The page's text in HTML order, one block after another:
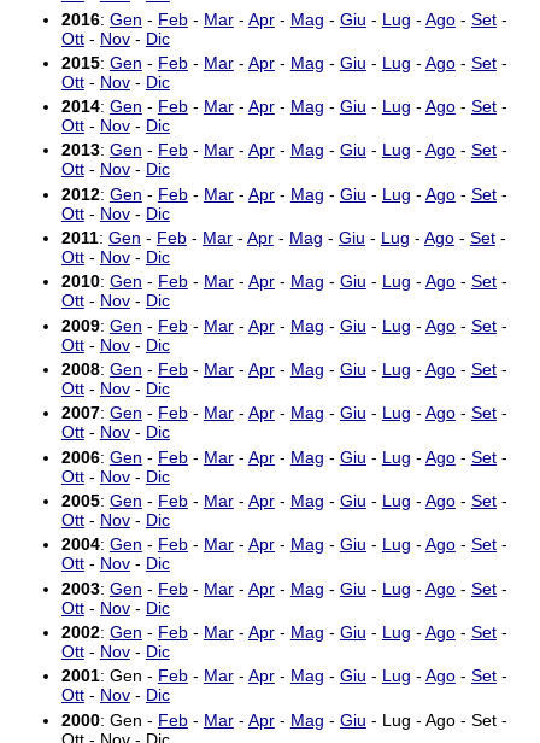
2016: Gen - Feb- Mar- Apr- Mag - Giu - Lug - Ago- Set-
Ott- Nov- Dic
2015: Gen - Feb- Mar- Apr- Mag - Giu - Lug - Ago- Set-
Ott- Nov- Dic
2014: Gen - Feb- Mar- Apr- Mag - Giu - Lug - Ago- Set-
Ott- Nov- Dic
2013: Gen - Feb- Mar- Apr- Mag - Giu - Lug - Ago- Set-
Ott- Nov- Dic
2012: Gen - Feb- Mar- Apr- Mag - Giu - Lug - Ago- Set-
Ott- Nov- Dic
2011: Gen - Feb- Mar- Apr- Mag - Giu - Lug - Ago- Set-
Ott- Nov- Dic
2010: Gen - Feb- Mar- Apr- Mag - Giu - Lug - Ago- Set-
Ott- Nov- Dic
2009: Gen - Feb- Mar- Apr- Mag - Giu - Lug - Ago- Set-
Ott- Nov- Dic
2008: Gen - Feb- Mar- Apr- Mag - Giu - Lug - Ago- Set-
Ott- Nov- Dic
2007: Gen - Feb- Mar- Apr- Mag - Giu - Lug - Ago- Set-
Ott- Nov- Dic
2006: Gen - Feb- Mar- Apr- Mag - Giu - Lug - Ago- Set-
Ott- Nov- Dic
2005: Gen - Feb- Mar- Apr- Mag - Giu - Lug - Ago- Set-
Ott- Nov- Dic
2004: Gen - Feb- Mar- Apr- Mag - Giu - Lug - Ago- Set-
Ott- Nov- Dic
2003: Gen - Feb- Mar- Apr- Mag - Giu - Lug - Ago- Set-
Ott- Nov- Dic
2002: Gen - Feb- Mar- Apr- Mag - Giu - Lug - Ago- Set-
Ott- Nov- Dic
2001: Gen - Feb- Mar- Apr- Mag - Giu - Lug - Ago- Set-
Ott- Nov- Dic
2000: Gen - Feb- Mar- Apr- Mag - Giu - Lug - Ago - Set -
Ott - Nov - Dic